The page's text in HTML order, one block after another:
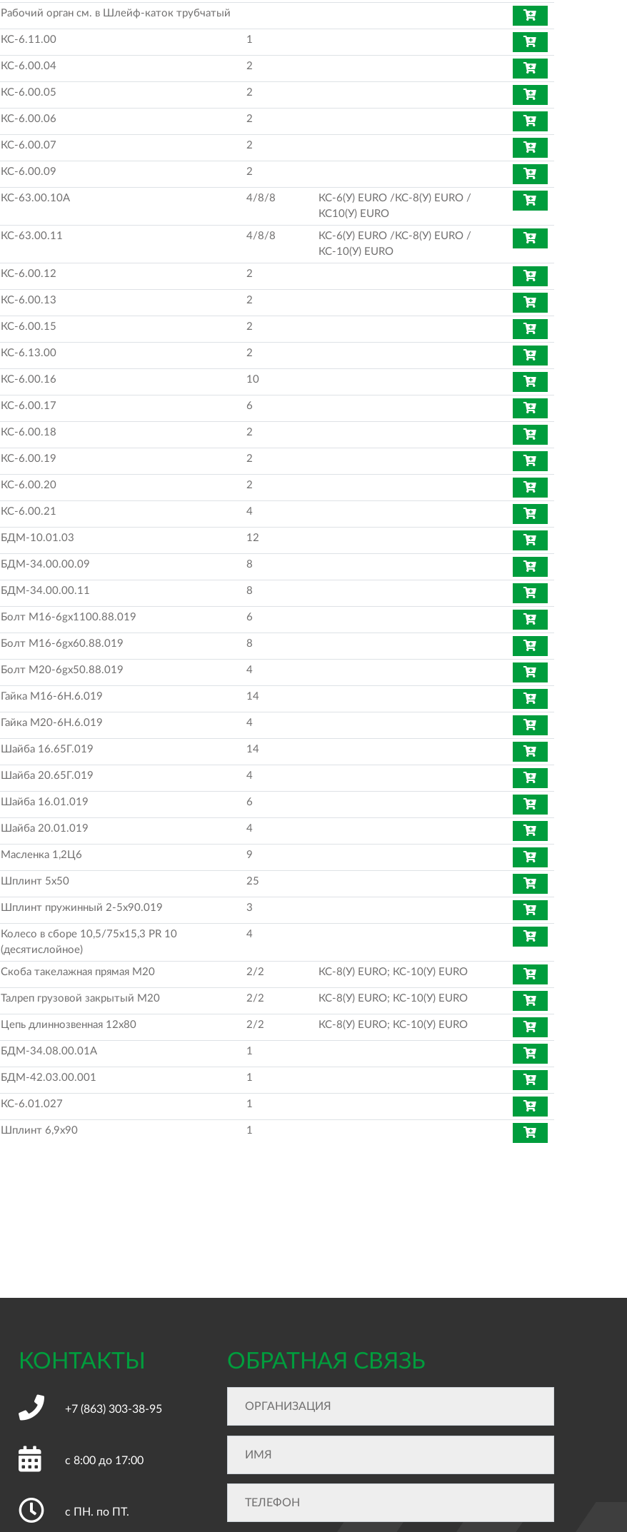
Рабочий орган см. в Шлейф-каток трубчатый
КС-6.11.00 1
КС-6.00.04 2
КС-6.00.05 2
КС-6.00.06 2
КС-6.00.07 2
КС-6.00.09 2
КС-63.00.10А 4/8/8
КС-6(У) EURO /КС-8(У) EURO /
КС10(У) EURO
КС-63.00.11 4/8/8
КС-6(У) EURO /КС-8(У) EURO /
КС-10(У) EURO
КС-6.00.12 2
КС-6.00.13 2
КС-6.00.15 2
КС-6.13.00 2
КС-6.00.16 10
КС-6.00.17 6
КС-6.00.18 2
КС-6.00.19 2
КС-6.00.20 2
КС-6.00.21 4
БДМ-10.01.03 12
БДМ-34.00.00.09 8
БДМ-34.00.00.11 8
Болт М16-6gх1100.88.019 6
Болт М16-6gх60.88.019 8
Болт М20-6gх50.88.019 4
Гайка М16-6Н.6.019 14
Гайка М20-6Н.6.019 4
Шайба 16.65Г.019 14
Шайба 20.65Г.019 4
Шайба 16.01.019 6
Шайба 20.01.019 4
Масленка 1,2Ц6 9
Шплинт 5х50 25
Шплинт пружинный 2-5х90.019 3
Колесо в сборе 10,5/75х15,3 PR 10
(десятислойное)
4
Скоба такелажная прямая М20 2/2 КС-8(У) EURO; КС-10(У) EURO
Талреп грузовой закрытый М20 2/2 КС-8(У) EURO; КС-10(У) EURO
Цепь длиннозвенная 12х80 2/2 КС-8(У) EURO; КС-10(У) EURO
БДМ-34.08.00.01А 1
БДМ-42.03.00.001 1
КС-6.01.027 1
Шплинт 6,9х90 1
КОНТАКТЫ
+7 (863)303-38-95
с 8:00 до 17:00
с ПН. по ПТ.
ОБРАТНАЯ СВЯЗЬ